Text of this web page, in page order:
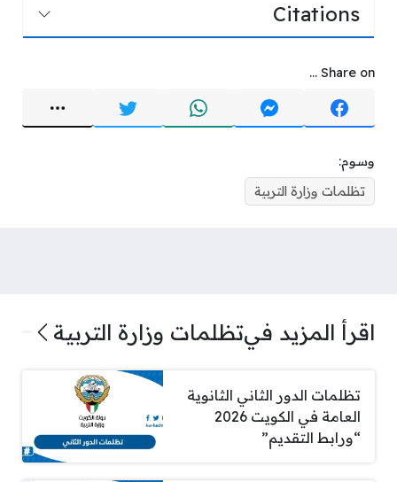
Citations
Share on ...
وسوم:
تظلمات وزارة التربية
اقرأ المزيد فيتظلمات وزارة التربية
تظلمات الدور الثاني الثانوية
العامة في الكويت 2026
“ورابط التقديم”